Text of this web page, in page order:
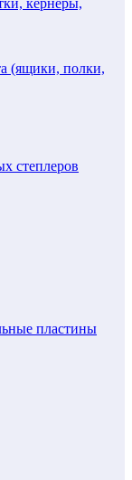
(ящики, полки,
степлеров
пластины